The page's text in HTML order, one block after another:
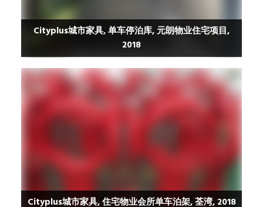
Cityplus城市家具, 单车停泊库, 元朗物业住宅项目,
2018
Cityplus城市家具, 住宅物业会所单车泊架, 荃湾, 2018